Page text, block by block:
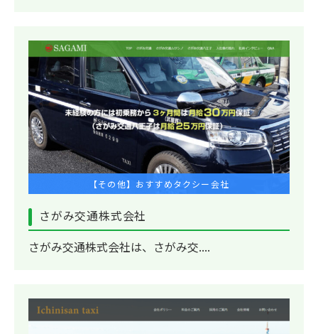
【その他】おすすめタクシー会社
さがみ交通株式会社
さがみ交通株式会社は、さがみ交....